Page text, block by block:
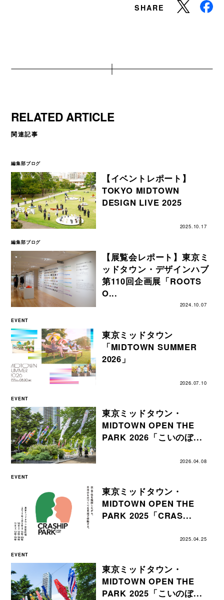
SHARE
RELATED ARTICLE
関連記事
編集部ブログ
【イベントレポート】
TOKYO MIDTOWN
DESIGN LIVE 2025
2025.10.17
EVENT
東京ミッドタウン
「MIDTOWN SUMMER
2026」
2026.07.10
EVENT
東京ミッドタウン・
MIDTOWN OPEN THE
PARK 2026「こいのぼ...
2026.04.08
EVENT
東京ミッドタウン・
MIDTOWN OPEN THE
PARK 2025「CRAS...
2025.04.25
EVENT
東京ミッドタウン・
MIDTOWN OPEN THE
PARK 2025「こいのぼ...
編集部ブログ
【展覧会レポート】東京ミ
ッドタウン・デザインハブ
第110回企画展「ROOTS
O...
2024.10.07